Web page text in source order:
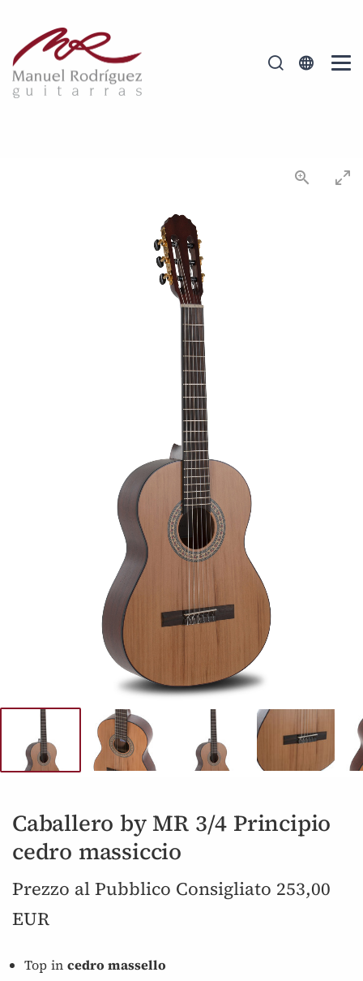
Caballero by MR 3/4 Principio
cedro massiccio
Prezzo al Pubblico Consigliato 253,00
EUR
Top in cedro massello